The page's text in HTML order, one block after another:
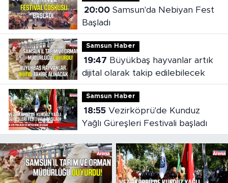
20:00Samsun'da Nebiyan Fest
Başladı
Samsun Haber
19:47
dijital olarak takip edilebilecek
Samsun Haber
18:55Vezirköprü'de Kunduz
Yağlı Güreşleri Festivali başladı